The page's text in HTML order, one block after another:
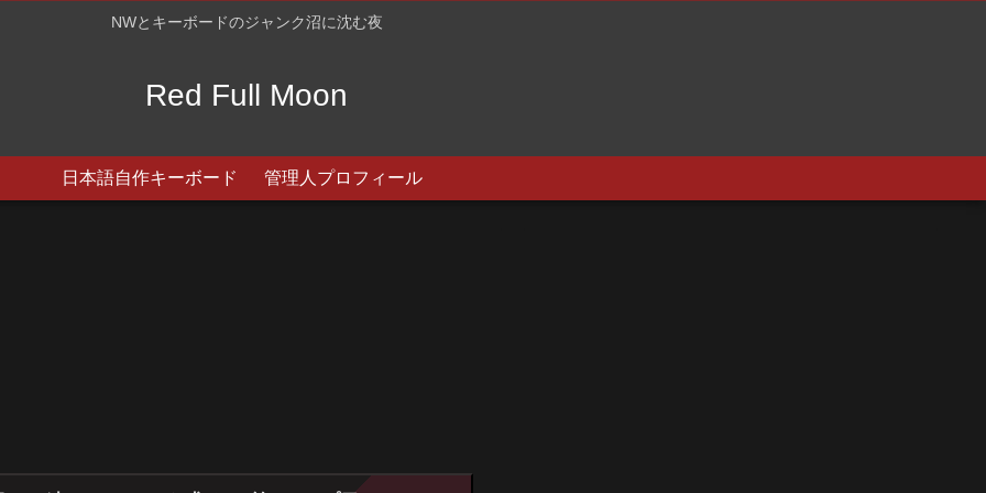
NWとキーボードのジャンク沼に沈む夜
Red Full Moon
日本語自作キーボード 管理人プロフィール